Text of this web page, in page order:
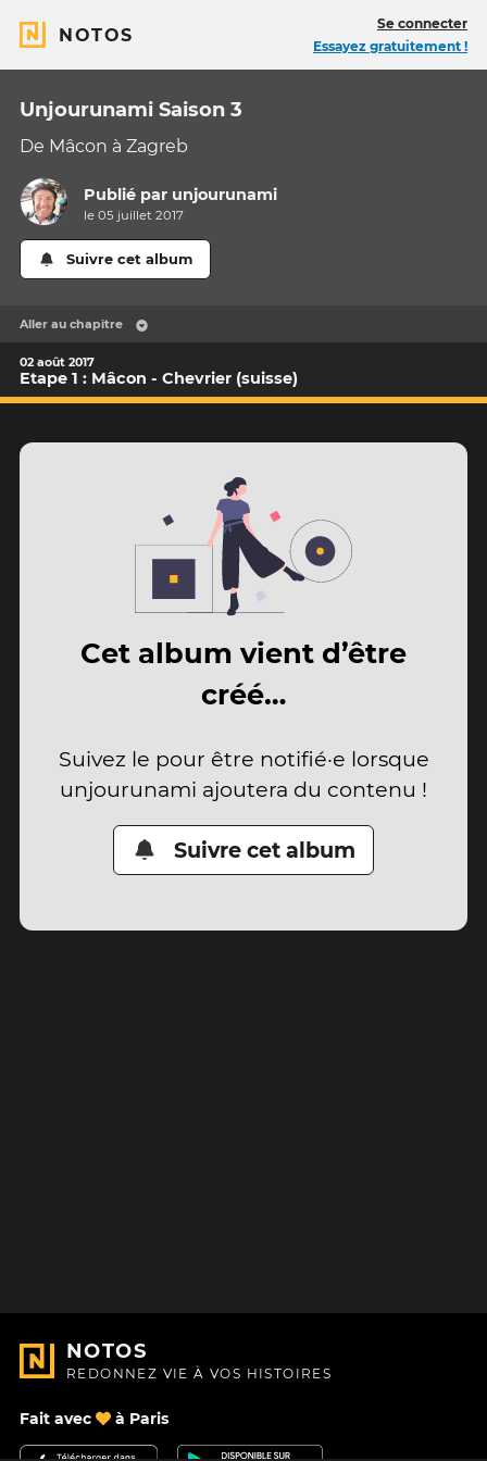
NOTOS
Se connecter
Essayez gratuitement !
Unjourunami Saison 3
De Mâcon à Zagreb
Publié par unjourunami
le 05 juillet 2017
Suivre cet album
Aller au chapitre
02 août 2017
Etape 1 : Mâcon - Chevrier (suisse)
Cet album vient d’être
créé…
Suivez le pour être notifié·e lorsque
unjourunami ajoutera du contenu !
Suivre cet album
NOTOS
REDONNEZ VIE À VOS HISTOIRES
Fait avec à Paris